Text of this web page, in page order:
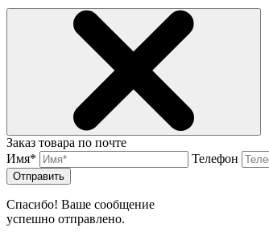
Заказ товара по почте
Имя*
Телефон
Отправить
Спасибо! Ваше сообщение
успешно отправлено.